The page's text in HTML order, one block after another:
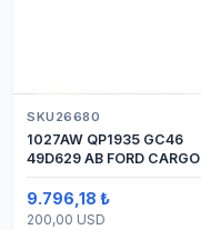
SKU26680
1027AW QP1935 GC46
49D629 AB FORD CARGO
24V 8PK ÜSTTEN ÇIKIŞ
4142 (SANDEN) KLİMA
KOMPRESÖRÜ 7H15
9.796,18 ₺
200,00 USD